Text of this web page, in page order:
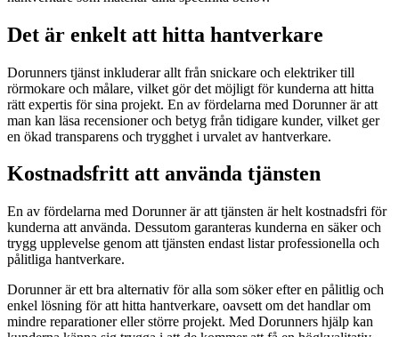
Det är enkelt att hitta hantverkare
Dorunners tjänst inkluderar allt från snickare och elektriker till
rörmokare och målare, vilket gör det möjligt för kunderna att hitta
rätt expertis för sina projekt. En av fördelarna med Dorunner är att
man kan läsa recensioner och betyg från tidigare kunder, vilket ger
en ökad transparens och trygghet i urvalet av hantverkare.
Kostnadsfritt att använda tjänsten
En av fördelarna med Dorunner är att tjänsten är helt kostnadsfri för
kunderna att använda. Dessutom garanteras kunderna en säker och
trygg upplevelse genom att tjänsten endast listar professionella och
pålitliga hantverkare.
Dorunner är ett bra alternativ för alla som söker efter en pålitlig och
enkel lösning för att hitta hantverkare, oavsett om det handlar om
mindre reparationer eller större projekt. Med Dorunners hjälp kan